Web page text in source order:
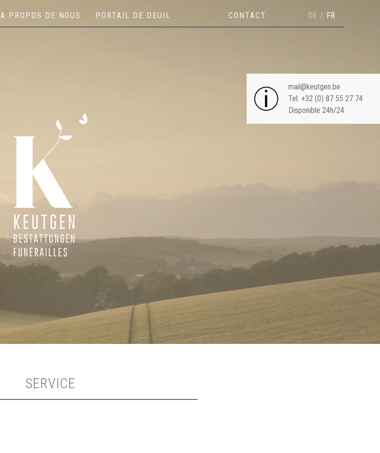
Keutgen | Bestattungen - Funérailles
mail@keutgen.be
Tel: +32 (0) 87 55 27 74
Disponible 24h/24
A PROPOS DE NOUS PORTAIL DE DEUIL CONTACT NAVIGATION
DE FR
SERVICE